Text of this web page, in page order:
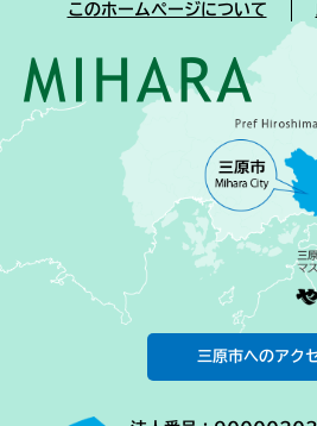
このホームページについて
三原市へのアク